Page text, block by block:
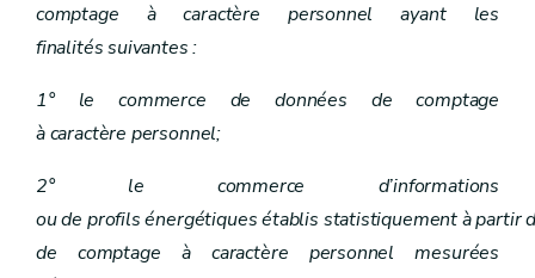
comptage à caractère personnel ayant les
finalités suivantes :
1° le commerce de données de comptage
à caractère personnel;
2° le commerce d’informations
ou de profils énergétiques établis statistiquement à partir
de comptage à caractère personnel mesurées